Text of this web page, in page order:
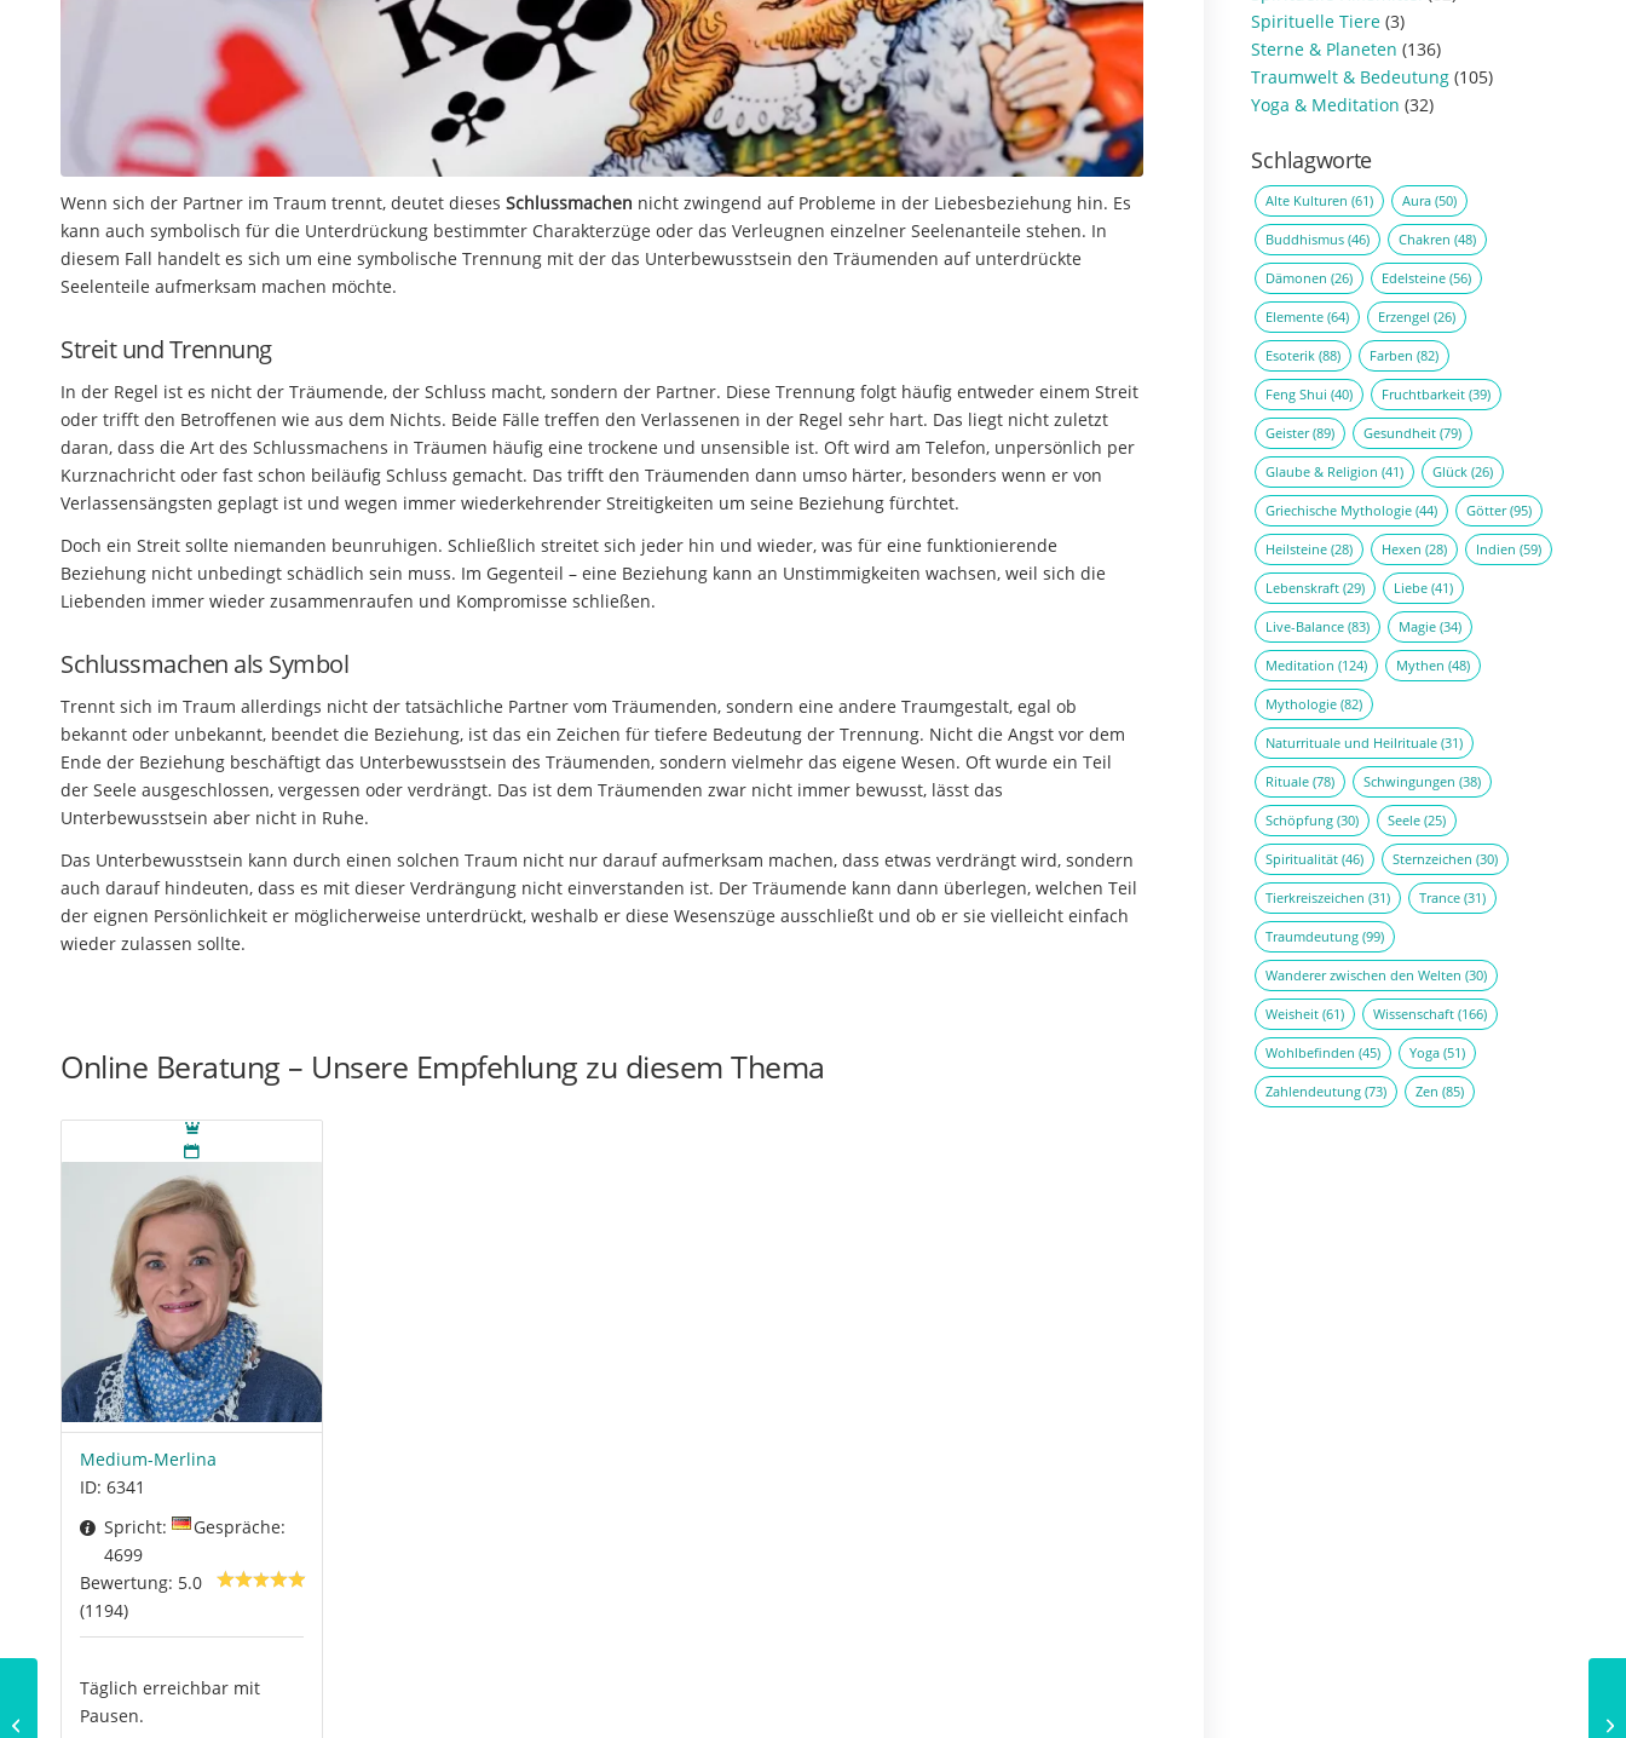
Wenn sich der Partner im Traum trennt, deutet dieses Schlussmachen nicht zwingend auf Probleme in der Liebesbeziehung hin. Es
kann auch symbolisch für die Unterdrückung bestimmter Charakterzüge oder das Verleugnen einzelner Seelenanteile stehen. In
diesem Fall handelt es sich um eine symbolische Trennung mit der das Unterbewusstsein den Träumenden auf unterdrückte
Seelenteile aufmerksam machen möchte.
Streit und Trennung
In der Regel ist es nicht der Träumende, der Schluss macht, sondern der Partner. Diese Trennung folgt häufig entweder einem Streit
oder trifft den Betroffenen wie aus dem Nichts. Beide Fälle treffen den Verlassenen in der Regel sehr hart. Das liegt nicht zuletzt
daran, dass die Art des Schlussmachens in Träumen häufig eine trockene und unsensible ist. Oft wird am Telefon, unpersönlich per
Kurznachricht oder fast schon beiläufig Schluss gemacht. Das trifft den Träumenden dann umso härter, besonders wenn er von
Verlassensängsten geplagt ist und wegen immer wiederkehrender Streitigkeiten um seine Beziehung fürchtet.
Doch ein Streit sollte niemanden beunruhigen. Schließlich streitet sich jeder hin und wieder, was für eine funktionierende
Beziehung nicht unbedingt schädlich sein muss. Im Gegenteil – eine Beziehung kann an Unstimmigkeiten wachsen, weil sich die
Liebenden immer wieder zusammenraufen und Kompromisse schließen.
Schlussmachen als Symbol
Trennt sich im Traum allerdings nicht der tatsächliche Partner vom Träumenden, sondern eine andere Traumgestalt, egal ob
bekannt oder unbekannt, beendet die Beziehung, ist das ein Zeichen für tiefere Bedeutung der Trennung. Nicht die Angst vor dem
Ende der Beziehung beschäftigt das Unterbewusstsein des Träumenden, sondern vielmehr das eigene Wesen. Oft wurde ein Teil
der Seele ausgeschlossen, vergessen oder verdrängt. Das ist dem Träumenden zwar nicht immer bewusst, lässt das
Unterbewusstsein aber nicht in Ruhe.
Das Unterbewusstsein kann durch einen solchen Traum nicht nur darauf aufmerksam machen, dass etwas verdrängt wird, sondern
auch darauf hindeuten, dass es mit dieser Verdrängung nicht einverstanden ist. Der Träumende kann dann überlegen, welchen Teil
der eignen Persönlichkeit er möglicherweise unterdrückt, weshalb er diese Wesenszüge ausschließt und ob er sie vielleicht einfach
wieder zulassen sollte.
Online Beratung – Unsere Empfehlung zu diesem Thema
Medium-Merlina
ID: 6341
Spricht:
Gespräche:
4699
Bewertung: 5.0
(1194)
Täglich erreichbar mit
Pausen.
Spirituelle Tiere (3)
Sterne & Planeten (136)
Traumwelt & Bedeutung (105)
Yoga & Meditation (32)
Schlagworte
Alte Kulturen (61) Aura (50)
Buddhismus (46) Chakren (48)
Dämonen (26) Edelsteine (56)
Elemente (64) Erzengel (26)
Esoterik (88) Farben (82)
Feng Shui (40) Fruchtbarkeit (39)
Geister(89) Gesundheit (79)
Glaube & Religion (41) Glück (26)
Griechische Mythologie (44) Götter(95)
Heilsteine (28) Hexen (28) Indien (59)
Lebenskraft (29) Liebe (41)
Live-Balance (83) Magie (34)
Meditation (124) Mythen (48)
Mythologie (82)
Naturrituale und Heilrituale (31)
Rituale (78) Schwingungen (38)
Schöpfung (30) Seele (25)
Spiritualität (46) Sternzeichen (30)
Tierkreiszeichen (31) Trance (31)
Traumdeutung (99)
Wanderer zwischen den Welten (30)
Weisheit (61) Wissenschaft (166)
Wohlbefinden (45) Yoga (51)
Zahlendeutung (73) Zen (85)
Die Prophezeiungen